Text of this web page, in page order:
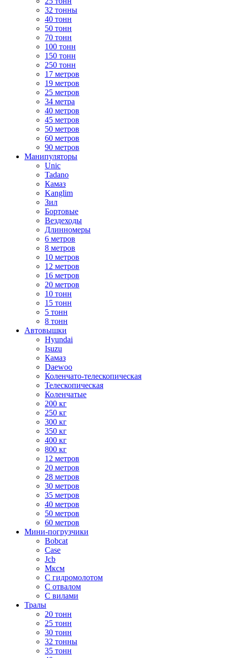
32 тонны
40 тонн
50 тонн
70 тонн
100 тонн
150 тонн
250 тонн
17 метров
19 метров
25 метров
34 метра
40 метров
45 метров
50 метров
60 метров
90 метров
Манипуляторы
Unic
Tadano
Камаз
Kanglim
Зил
Бортовые
Вездеходы
Длинномеры
6 метров
8 метров
10 метров
12 метров
16 метров
20 метров
10 тонн
15 тонн
5 тонн
8 тонн
Автовышки
Hyundai
Isuzu
Камаз
Daewoo
Коленчато-телескопическая
Телескопическая
Коленчатые
200 кг
250 кг
300 кг
350 кг
400 кг
800 кг
12 метров
20 метров
28 метров
30 метров
35 метров
40 метров
50 метров
60 метров
Мини-погрузчики
Bobcat
Case
Jcb
Мксм
С гидромолотом
С отвалом
С вилами
Тралы
20 тонн
25 тонн
30 тонн
32 тонны
35 тонн